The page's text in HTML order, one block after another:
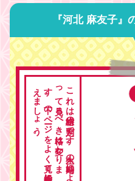
『河北 麻友子』
こ
れ
は
総格の
判定で
す
。
人生の
時期に
よ
っ
て
見る
べ
き
格は
変わ
り
ま
す
。
下の
ペ
ージ
を
よ
く
見て
総合的に
考
え
ま
し
ょ
う
。